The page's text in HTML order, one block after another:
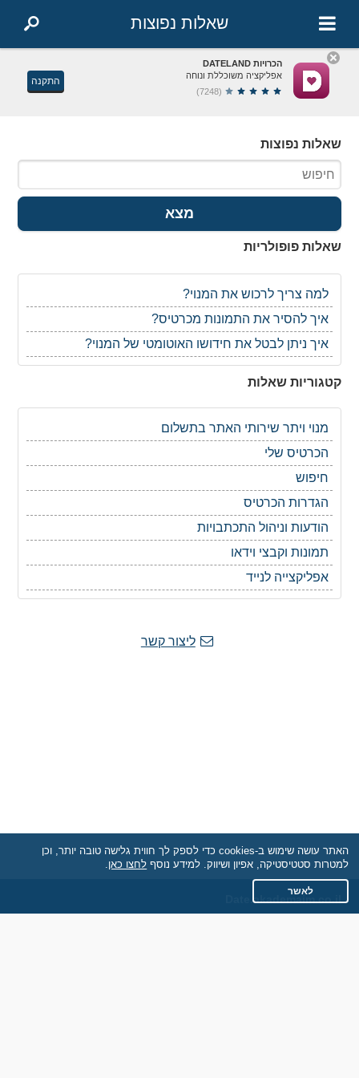
שאלות נפוצות
הכרויות DATELAND
אפליקציה משוכללת ונוחה
(7248)
התקנה
שאלות נפוצות
מצא
שאלות פופולריות
למה צריך לרכוש את המנוי?
איך להסיר את התמונות מכרטיס?
איך ניתן לבטל את חידושו האוטומטי של המנוי?
קטגוריות שאלות
מנוי ויתר שירותי האתר בתשלום
הכרטיס שלי
חיפוש
הגדרות הכרטיס
הודעות וניהול התכתבויות
תמונות וקבצי וידאו
אפליקצייה לנייד
ליצור קשר
Date.akademaim.co.il
האתר עושה שימוש ב-cookies כדי לספק לך חווית גלישה טובה יותר, וכן
למטרות סטטיסטיקה, אפיון ושיווק. למידע נוסף לחצו כאן.
לאשר